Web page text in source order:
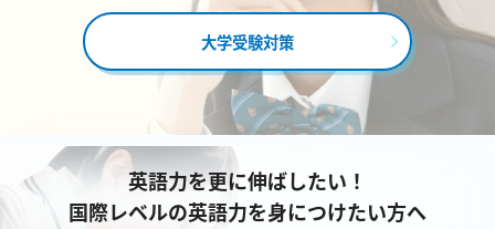
大学受験対策
英語力を更に伸ばしたい！
国際レベルの英語力を身につけたい方へ